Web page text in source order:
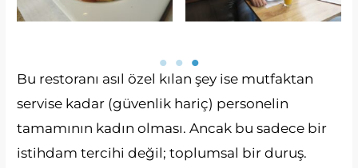
Bu restoranı asıl özel kılan şey ise mutfaktan
servise kadar (güvenlik hariç) personelin
tamamının kadın olması. Ancak bu sadece bir
istihdam tercihi değil; toplumsal bir duruş.